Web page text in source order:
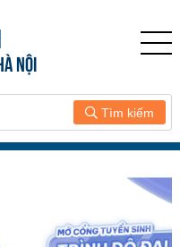
NỘI
Tìm kiếm